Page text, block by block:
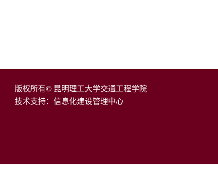
版权所有© 昆明理工大学交通工程学院
技术支持：信息化建设管理中心